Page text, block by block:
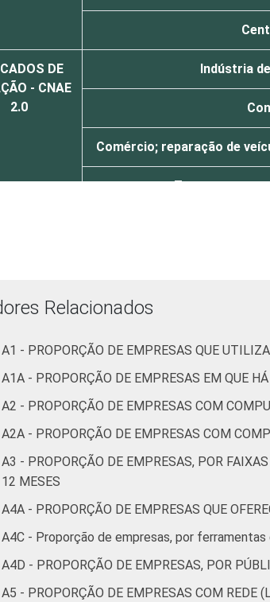
DE
- CNAE
2.0
Indústria
Comércio; reparação de
Transporte,
Artes, cultura, esporte e
(C, F, G, H, I, J, L, M, N, R e S). Dados
NIC.br - set 2014 / fev 2015
Relacionados
A1 - PROPORÇÃO DE EMPRESAS QUE
A1A - PROPORÇÃO DE EMPRESAS EM QUE
A2 - PROPORÇÃO DE EMPRESAS COM
A2A - PROPORÇÃO DE EMPRESAS COM
A3 - PROPORÇÃO DE EMPRESAS, POR
12 MESES
A4C - Proporção de empresas, por
A4D - PROPORÇÃO DE EMPRESAS, POR
A5 - PROPORÇÃO DE EMPRESAS COM REDE